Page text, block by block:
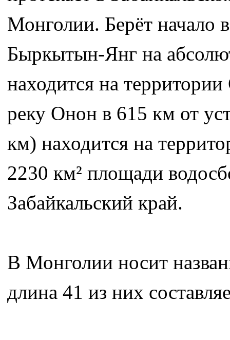
Монголии. Берёт начало
Быркытын-Янг на
находится на
реку Онон в 615 км от
км) находится на
2230 км² площади
Забайкальский край.
В Монголии носит
длина 41 из них